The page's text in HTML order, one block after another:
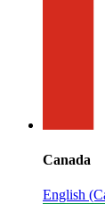
Canada
English